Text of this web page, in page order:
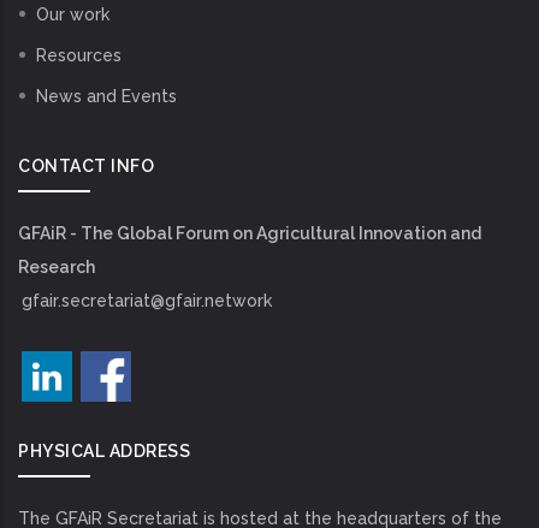
Our work
Resources
News and Events
CONTACT INFO
GFAiR - The Global Forum on Agricultural Innovation and
Research
gfair.secretariat@gfair.network
PHYSICAL ADDRESS
The GFAiR Secretariat is hosted at the headquarters of the